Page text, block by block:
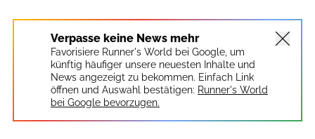
Verpasse keine News mehr
Favorisiere Runner's World bei Google, um
künftig häufiger unsere neuesten Inhalte und
News angezeigt zu bekommen. Einfach Link
öffnen und Auswahl bestätigen: Runner's World
bei Google bevorzugen.